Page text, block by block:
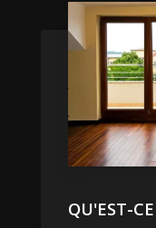
QU'EST-